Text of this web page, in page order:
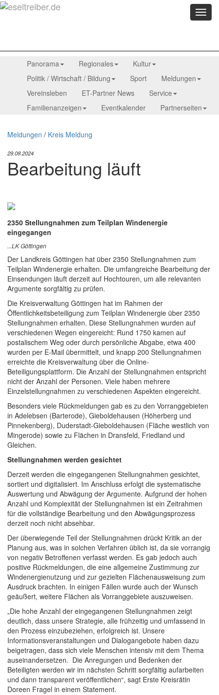
Menü
Panorama Regionales
Kultur
Politik / Wirtschaft / Bildung
Sport
Meldungen
Vereinsleben
ET-Partner News
Service
Familienanzeigen
Eventkalender Partnerseiten
Meldungen / Kreis Meldung
29.08.2024
Bearbeitung läuft
2350 Stellungnahmen zum Teilplan Windenergie
eingegangen
...LK Göttingen
Der Landkreis Göttingen hat über 2350 Stellungnahmen zum
Teilplan Windenergie erhalten. Die umfangreiche Bearbeitung der
Einsendungen läuft derzeit auf Hochtouren, um alle relevanten
Argumente sorgfältig zu prüfen.
Die Kreisverwaltung Göttingen hat im Rahmen der
Öffentlichkeitsbeteiligung zum Teilplan Windenergie über 2350
Stellungnahmen erhalten. Diese Stellungnahmen wurden auf
verschiedenen Wegen eingereicht: Rund 1750 kamen auf
postalischem Weg oder durch persönliche Abgabe, etwa 400
wurden per E-Mail übermittelt, und knapp 200 Stellungnahmen
erreichte die Kreisverwaltung über die Online-
Beteiligungsplattform. Die Anzahl der Stellungnahmen entspricht
nicht der Anzahl der Personen. Viele haben mehrere
Einzelstellungnahmen zu verschiedenen Aspekten eingereicht.
Besonders viele Rückmeldungen gab es zu den Vorranggebieten
in Adelebsen (Barterode), Gieboldehausen (Höherberg und
Pinnekenberg), Duderstadt-Gieboldehausen (Fläche westlich von
Mingerode) sowie zu Flächen in Dransfeld, Friedland und
Gleichen.
Stellungnahmen werden gesichtet
Derzeit werden die eingegangenen Stellungnahmen gesichtet,
sortiert und digitalisiert. Im Anschluss erfolgt die systematische
Auswertung und Abwägung der Argumente. Aufgrund der hohen
Anzahl und Komplexität der Stellungnahmen ist ein Zeitrahmen
für die vollständige Bearbeitung und den Abwägungsprozess
derzeit noch nicht absehbar.
Der überwiegende Teil der Stellungnahmen drückt Kritik an der
Planung aus, was in solchen Verfahren üblich ist, da sie vorrangig
von negativ Betroffenen verfasst werden. Es gab jedoch auch
positive Rückmeldungen, die eine allgemeine Zustimmung zur
Windenergienutzung und zur gezielten Flächenausweisung zum
Ausdruck brachten. In einigen Fällen wurde auch der Wunsch
geäußert, weitere Flächen als Vorranggebiete auszuweisen.
„Die hohe Anzahl der eingegangenen Stellungnahmen zeigt
deutlich, dass unsere Strategie, alle frühzeitig und umfassend in
den Prozess einzubeziehen, erfolgreich ist. Unsere
Informationsveranstaltungen und Dialogangebote haben dazu
beigetragen, dass sich viele Menschen intensiv mit dem Thema
auseinandersetzen. Die Anregungen und Bedenken der
Beteiligten werden wir im nächsten Schritt sorgfältig aufarbeiten
und dann transparent veröffentlichen“, sagt Erste Kreisrätin
Doreen Fragel in einem Statement.